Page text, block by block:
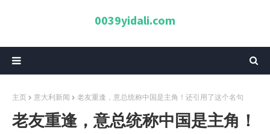
0039yidali.com
主页 意大利新闻 老友重逢，意总统称中国是主角！还引用了这个名句
老友重逢，意总统称中国是主角！